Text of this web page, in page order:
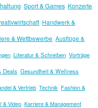
Sport & Games Konzerte
Handwerk &
& Wettbewerbe Ausflüge &
Literatur & Schreiben Vorträge
Deals Gesundheit & Wellness
& Vertrieb Technik Fashion &
& Video Karriere & Management